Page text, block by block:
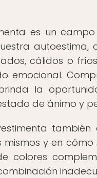
es un
autoestima,
cálidos o
emocional.
la
de ánimo y
y en
colores